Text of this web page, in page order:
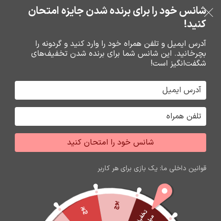
خرید قسطی با ترب‌پی
عبور به ناوبری
رفتن به محتوای اصلی
0 ریال
خانه شارژر و کابل شارژر فندکي کابل شارژ
فروشگاه نوین تراشه گنجی
پوچ
پوچ
شانس خود را برای برنده شدن جایزه امتحان
کنید!
آدرس ایمیل و تلفن همراه خود را وارد کنید و گردونه را
بچرخانید. این شانس شما برای برنده شدن تخفیف‌های
شگفت‌انگیز است!
شانس خود را امتحان کنید
قوانین داخلی ما: یک بازی برای هر کاربر